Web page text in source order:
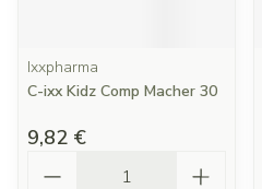
Ixxpharma
C-ixx Kidz Comp Macher 30
9,82 €